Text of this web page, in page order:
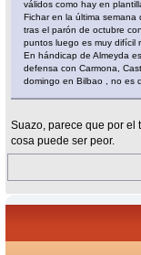
válidos como hay en
Fichar en la última
tras el parón de octubre
puntos luego es muy difícil
En hándicap de Almeyda
defensa con Carmona,
domingo en Bilbao , no es
Suazo, parece que por el
cosa puede ser peor.